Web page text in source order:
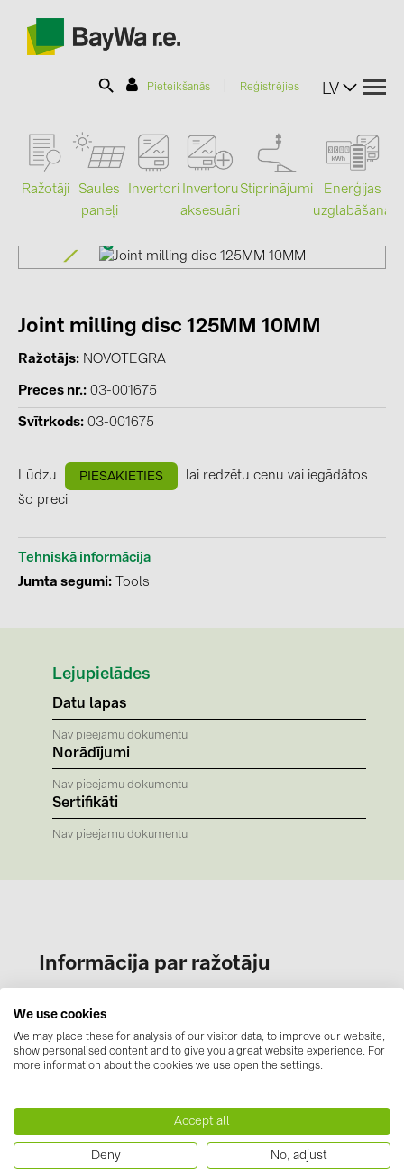
Pieteikšanās Reģistrējies LV
SOLAR-PLANIT
Informācija
Jaunumi
Katalogi
KATEGORIJAS
Invertori (105)
Invertoru aksesuāri (84)
Instalācijas (87)
RAŽOTĀJI
ABB (21)
AIKO Solar (2)
GoodWe (44)
JAsolar (6)
JINKO (1)
NOVOTEGRA (315)
Ražotāji
Saules
paneļi
Invertori Invertoru
aksesuāri
Stiprinājumi
Enerģijas
uzglabāšana
Joint milling disc 125MM 10MM
Ražotājs NOVOTEGRA
Preces nr. 03-001675
Svītrkods 03-001675
Lūdzu PIESAKIETIES
lai redzētu cenu vai iegādātos
šo preci
Tehniskā informācija
Jumta segumi
Tools
Lejupielādes
Datu lapas
Nav pieejamu dokumentu
Norādījumi
Nav pieejamu dokumentu
Sertifikāti
Nav pieejamu dokumentu
Informācija par ražotāju
Energy Systems. Tā ir viegli uzstādāma, daudzpusīga
un ārkārtīgi stabila. Sistēma sastāv no jumta
pārbaudītās stiprināšanas tehnoloģijas. Tā ir
izgatavota no izturīgiem, korozijizturīgiem
materiāliem, un, ņemot vērā Eurocode
We use cookies
We may place these for analysis of our visitor data, to improve our website,
show personalised content and to give you a great website experience. For
more information about the cookies we use open the settings.
Accept all
Deny No, adjust